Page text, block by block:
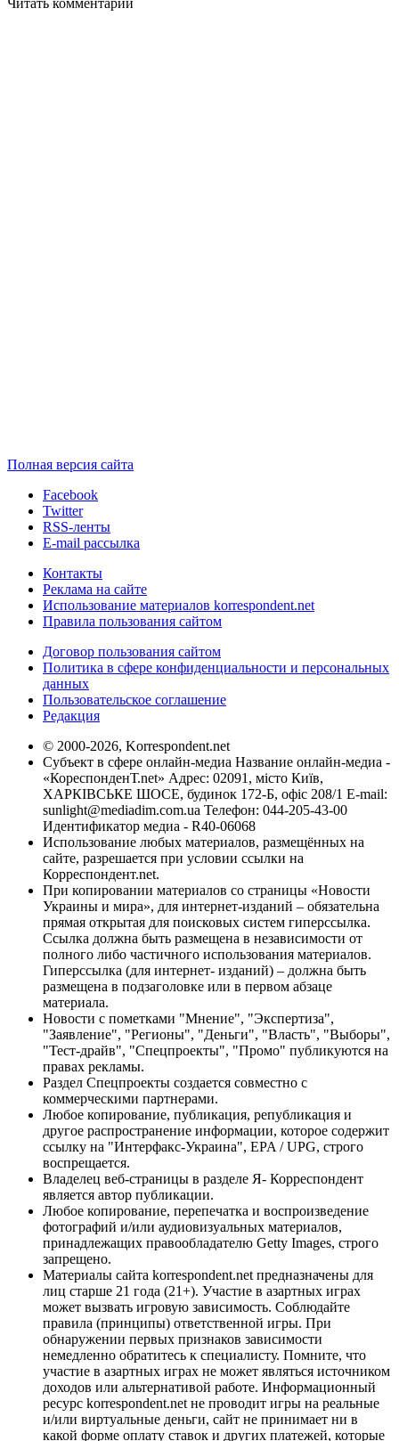
Полная версия сайта
Facebook
Twitter
RSS-ленты
E-mail рассылка
Контакты
Реклама на сайте
Использование материалов korrespondent.net
Правила пользования сайтом
Договор пользования сайтом
Политика в сфере конфиденциальности и персональных
данных
Пользовательское соглашение
Редакция
© 2000-2026, Korrespondent.net
Субъект в сфере онлайн-медиа Название онлайн-медиа -
«КореспонденТ.net» Адрес: 02091, місто Київ,
ХАРКІВСЬКЕ ШОСЕ, будинок 172-Б, офіс 208/1 E-mail:
sunlight@mediadim.com.ua Телефон: 044-205-43-00
Идентификатор медиа - R40-06068
Использование любых материалов, размещённых на
сайте, разрешается при условии ссылки на
Корреспондент.net.
При копировании материалов со страницы «Новости
Украины и мира», для интернет-изданий – обязательна
прямая открытая для поисковых систем гиперссылка.
Ссылка должна быть размещена в независимости от
полного либо частичного использования материалов.
Гиперссылка (для интернет- изданий) – должна быть
размещена в подзаголовке или в первом абзаце
материала.
Новости с пометками "Мнение", "Экспертиза",
"Заявление", "Регионы", "Деньги", "Власть", "Выборы",
"Тест-драйв", "Спецпроекты", "Промо" публикуются на
правах рекламы.
Раздел Спецпроекты создается совместно с
коммерческими партнерами.
Любое копирование, публикация, републикация и
другое распространение информации, которое содержит
ссылку на "Интерфакс-Украина", EPA / UPG, строго
воспрещается.
Владелец веб-страницы в разделе Я- Корреспондент
является автор публикации.
Любое копирование, перепечатка и воспроизведение
фотографий и/или аудиовизуальных материалов,
принадлежащих правообладателю Getty Images, строго
запрещено.
Материалы сайта korrespondent.net предназначены для
лиц старше 21 года (21+). Участие в азартных играх
может вызвать игровую зависимость. Соблюдайте
правила (принципы) ответственной игры. При
обнаружении первых признаков зависимости
немедленно обратитесь к специалисту. Помните, что
участие в азартных играх не может являться источником
доходов или альтернативой работе. Информационный
ресурс korrespondent.net не проводит игры на реальные
и/или виртуальные деньги, сайт не принимает ни в
какой форме оплату ставок и других платежей, которые